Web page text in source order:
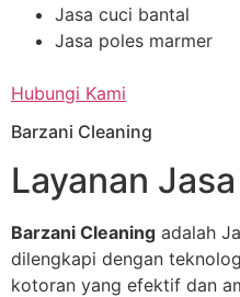
Jasa cuci bantal
Jasa poles marmer
Hubungi Kami
Barzani Cleaning
Layanan
Barzani Cleaning adalah
dilengkapi dengan
kotoran yang efektif dan